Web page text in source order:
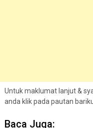
Untuk maklumat lanjut &
anda klik pada pautan
Baca Juga: